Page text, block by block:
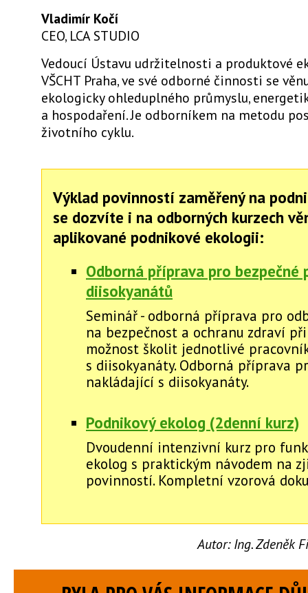
Vladimír Kočí
CEO, LCA STUDIO
Vedoucí Ústavu udržitelnosti a produktové
VŠCHT Praha, ve své odborné činnosti se
ekologicky ohleduplného průmyslu,
a hospodaření. Je odborníkem na metodu
životního cyklu.
Výklad povinností zaměřený na
se dozvíte i na odborných kurzech
aplikované podnikové ekologii:
Odborná příprava pro bezpečné
diisokyanátů
Seminář - odborná příprava pro
na bezpečnost a ochranu zdraví
možnost školit jednotlivé
s diisokyanáty. Odborná příprava
nakládající s diisokyanáty.
Podnikový ekolog (2denní kurz)
Dvoudenní intenzivní kurz pro
ekolog s praktickým návodem na
povinností. Kompletní vzorová
Autor: Ing. Zdeněk